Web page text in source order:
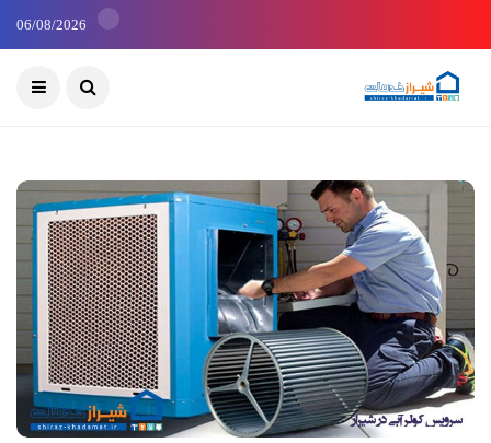
06/08/2026